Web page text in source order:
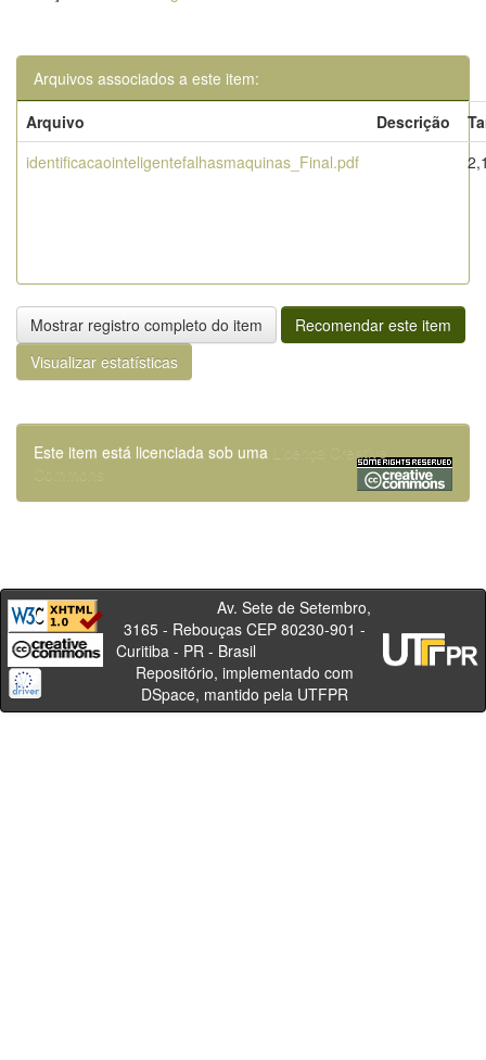
Arquivos associados a este item:
Arquivo
Descrição
identificacaointeligentefalhasmaquinas_Final.pdf
Mostrar registro completo do item
Recomendar este item
Visualizar estatísticas
Este item está licenciada sob uma
Licença Creative
Commons
Av. Sete de Setembro,
3165 - Rebouças CEP 80230-901 -
Curitiba - PR - Brasil
Repositório, implementado com
DSpace, mantido pela UTFPR